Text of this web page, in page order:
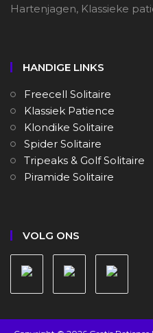
Hartenjagen, Klassieke
HANDIGE LINKS
Freecell Solitaire
Klassiek Patience
Klondike Solitaire
Spider Solitaire
Tripeaks & Golf Solitaire
Piramide Solitaire
VOLG ONS